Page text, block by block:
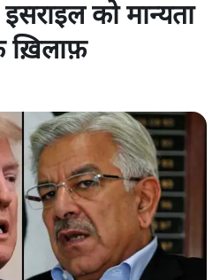
को मान्यता
ख़िलाफ़